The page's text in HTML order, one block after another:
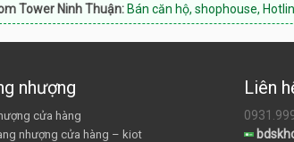
Thuận:Bán căn hộ, shophouse, Hotline:
nhượng
cửa hàng
nhượng cửa hàng – kiot
Liên